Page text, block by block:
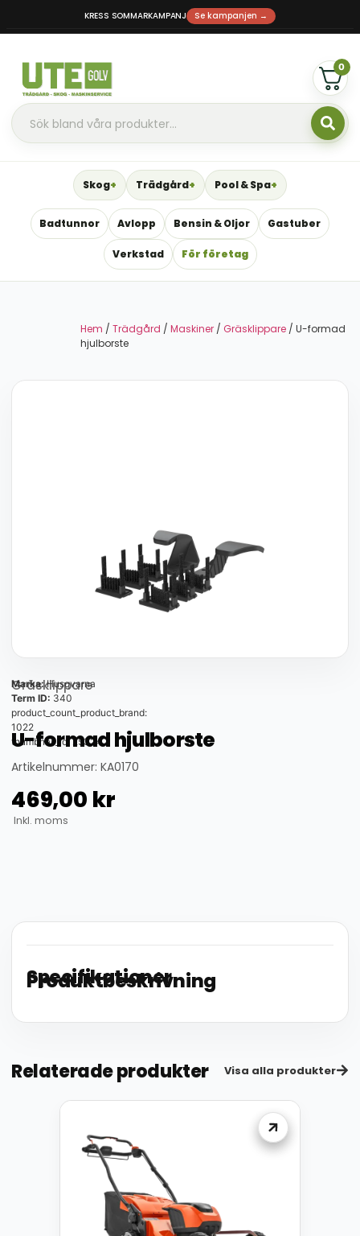
KRESS SOMMARKAMPANJ Se kampanjen →
0
Skog Trädgård Pool & Spa
Badtunnor Avlopp Bensin & Oljor Gastuber
Verkstad För företag
Hem / Trädgård / Maskiner / Gräsklippare / U-formad
hjulborste
Gräsklippare
Marka:Husqvarna
Term ID: 340
product_count_product_brand:
1022
thumbnail_id: 25324
U-formad hjulborste
Artikelnummer: KA0170
469,00 kr
Inkl. moms
Produktbeskrivning
Specifikationer
Relaterade produkter Visa alla produkter